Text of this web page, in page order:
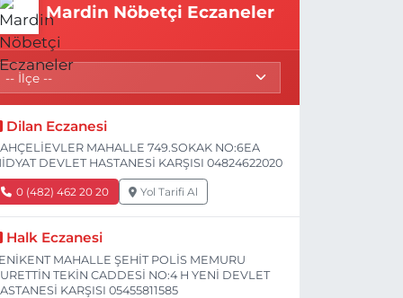
Mardin Nöbetçi Eczaneler
Dilan Eczanesi
MAHALLE 749.SOKAK NO:6EA
DEVLET HASTANESİ KARŞISI 04824622020
0 (482) 462 20 20 Yol Tarifi Al
Halk Eczanesi
MAHALLE ŞEHİT POLİS MEMURU
TEKİN CADDESİ NO:4 H YENİ DEVLET
KARŞISI 05455811585